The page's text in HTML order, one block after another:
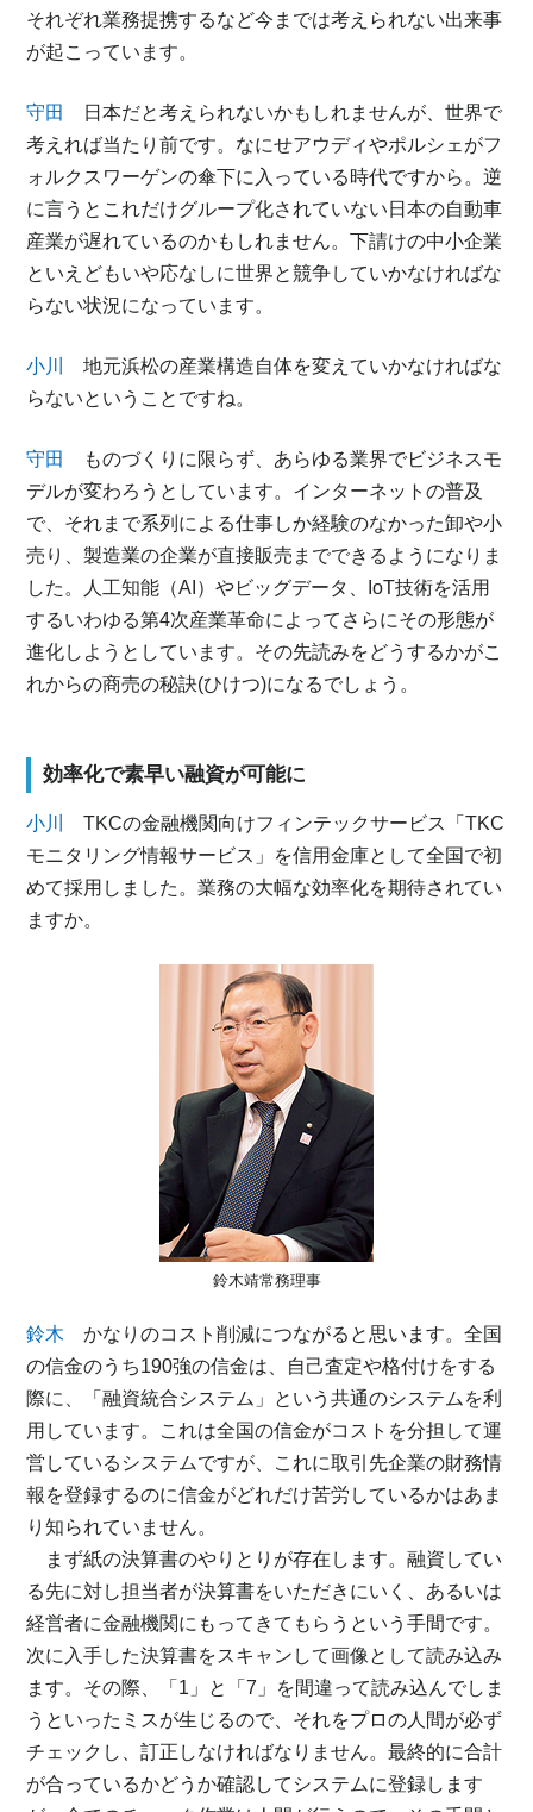
それぞれ業務提携するなど今までは考えられない出来事
が起こっています。
守田
日本だと考えられないかもしれませんが、世界で
考えれば当たり前です。なにせアウディやポルシェがフ
ォルクスワーゲンの傘下に入っている時代ですから。逆
に言うとこれだけグループ化されていない日本の自動車
産業が遅れているのかもしれません。下請けの中小企業
といえどもいや応なしに世界と競争していかなければな
らない状況になっています。
小川
地元浜松の産業構造自体を変えていかなければな
らないということですね。
守田
ものづくりに限らず、あらゆる業界でビジネスモ
デルが変わろうとしています。インターネットの普及
で、それまで系列による仕事しか経験のなかった卸や小
売り、製造業の企業が直接販売までできるようになりま
した。人工知能（AI）やビッグデータ、IoT技術を活用
するいわゆる第4次産業革命によってさらにその形態が
進化しようとしています。その先読みをどうするかがこ
れからの商売の秘訣(ひけつ)になるでしょう。
効率化で素早い融資が可能に
小川
TKCの金融機関向けフィンテックサービス「TKC
モニタリング情報サービス」を信用金庫として全国で初
めて採用しました。業務の大幅な効率化を期待されてい
ますか。
鈴木靖常務理事
鈴木 かなりのコスト削減につながると思います。全国
の信金のうち190強の信金は、自己査定や格付けをする
際に、「融資統合システム」という共通のシステムを利
用しています。これは全国の信金がコストを分担して運
営しているシステムですが、これに取引先企業の財務情
報を登録するのに信金がどれだけ苦労しているかはあま
り知られていません。
まず紙の決算書のやりとりが存在します。融資してい
る先に対し担当者が決算書をいただきにいく、あるいは
経営者に金融機関にもってきてもらうという手間です。
次に入手した決算書をスキャンして画像として読み込み
ます。その際、「1」と「7」を間違って読み込んでしま
うといったミスが生じるので、それをプロの人間が必ず
チェックし、訂正しなければなりません。最終的に合計
が合っているかどうか確認してシステムに登録します